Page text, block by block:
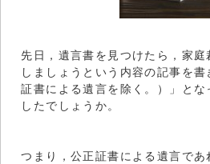
先日，遺言書を見つけたら，家庭
しましょうという内容の記事を
証書による遺言を除く。）」とな
したでしょうか。
つまり，公正証書による遺言であ